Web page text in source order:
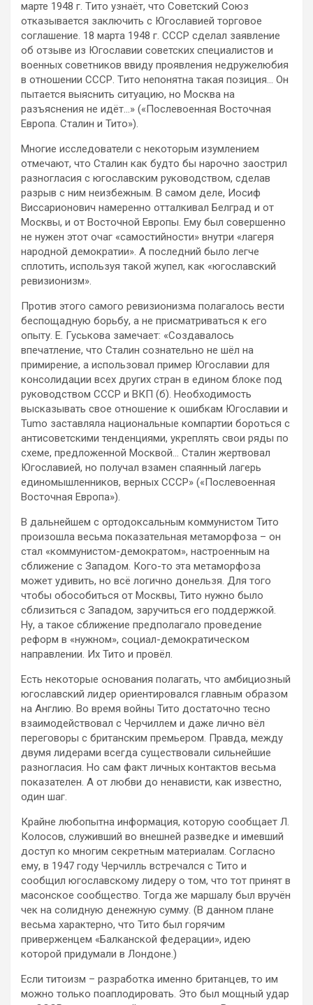
марте 1948 г. Tито узнаёт, что Советский Союз
отказывается заключить с Югославией торговое
соглашение. 18 марта 1948 г. СССР сделал заявление
об отзыве из Югославии советских специалистов и
военных советников ввиду проявления недружелюбия
в отношении СССР. Tито непонятна такая позиция… Он
пытается выяснить ситуацию, но Москва на
разъяснения не идёт…» («Послевоенная Восточная
Европа. Сталин и Тито»).
Многие исследователи с некоторым изумлением
отмечают, что Сталин как будто бы нарочно заострил
разногласия с югославским руководством, сделав
разрыв с ним неизбежным. В самом деле, Иосиф
Виссарионович намеренно отталкивал Белград и от
Москвы, и от Восточной Европы. Ему был совершенно
не нужен этот очаг «самостийности» внутри «лагеря
народной демократии». А последний было легче
сплотить, используя такой жупел, как «югославский
ревизионизм».
Против этого самого ревизионизма полагалось вести
беспощадную борьбу, а не присматриваться к его
опыту. Е. Гуськова замечает: «Создавалось
впечатление, что Сталин сознательно не шёл на
примирение, а использовал пример Югославии для
консолидации всех других стран в едином блоке под
руководством СССР и ВКП (б). Необходимость
высказывать свое отношение к ошибкам Югославии и
Tumo заставляла национальные компартии бороться с
антисоветскими тенденциями, укреплять свои ряды по
схеме, предложенной Москвой… Сталин жертвовал
Югославией, но получал взамен спаянный лагерь
единомышленников, верных СССР» («Послевоенная
Восточная Европа»).
В дальнейшем с ортодоксальным коммунистом Тито
произошла весьма показательная метаморфоза – он
стал «коммунистом-демократом», настроенным на
сближение с Западом. Кого-то эта метаморфоза
может удивить, но всё логично донельзя. Для того
чтобы обособиться от Москвы, Тито нужно было
сблизиться с Западом, заручиться его поддержкой.
Ну, а такое сближение предполагало проведение
реформ в «нужном», социал-демократическом
направлении. Их Тито и провёл.
Есть некоторые основания полагать, что амбициозный
югославский лидер ориентировался главным образом
на Англию. Во время войны Тито достаточно тесно
взаимодействовал с Черчиллем и даже лично вёл
переговоры с британским премьером. Правда, между
двумя лидерами всегда существовали сильнейшие
разногласия. Но сам факт личных контактов весьма
показателен. А от любви до ненависти, как известно,
один шаг.
Крайне любопытна информация, которую сообщает Л.
Колосов, служивший во внешней разведке и имевший
доступ ко многим секретным материалам. Согласно
ему, в 1947 году Черчилль встречался с Тито и
сообщил югославскому лидеру о том, что тот принят в
масонское сообщество. Тогда же маршалу был вручён
чек на солидную денежную сумму. (В данном плане
весьма характерно, что Тито был горячим
приверженцем «Балканской федерации», идею
которой придумали в Лондоне.)
Если титоизм – разработка именно британцев, то им
можно только поаплодировать. Это был мощный удар